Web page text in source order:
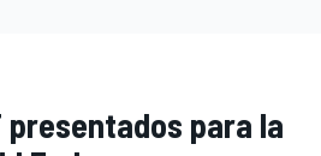
presentados para la